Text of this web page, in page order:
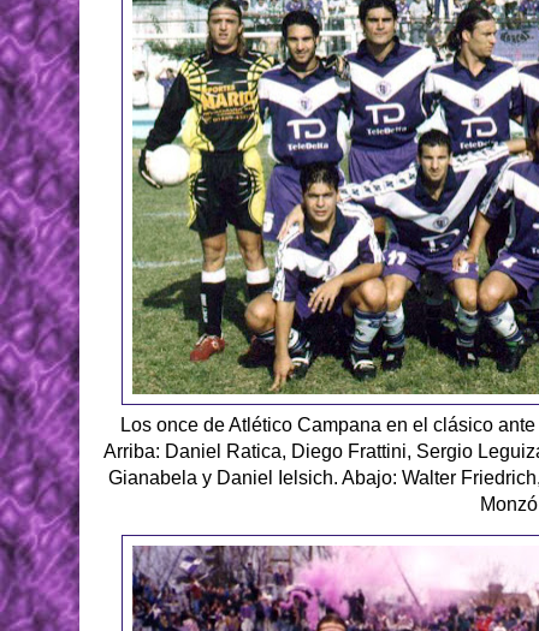
Los once de Atlético Campana en el clásico
Arriba: Daniel Ratica, Diego Frattini, Sergio
Gianabela y Daniel Ielsich. Abajo: Walter